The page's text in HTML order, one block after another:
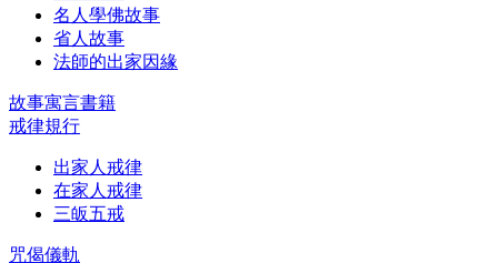
名人學佛故事
省人故事
法師的出家因緣
故事寓言書籍
戒律規行
出家人戒律
在家人戒律
三皈五戒
咒偈儀軌